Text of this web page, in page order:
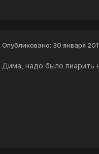
Опубликовано: 30 января
Дима, надо было пиарить